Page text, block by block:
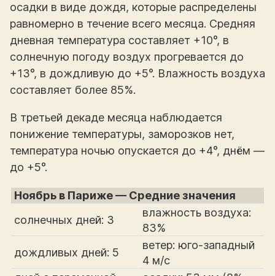
осадки в виде дождя, которые распределены
равномерно в течение всего месяца. Средняя
дневная температура составляет +10°, в
солнечную погоду воздух прогревается до
+13°, в дождливую до +5°. Влажность воздуха
составляет более 85%.
В третьей декаде месяца наблюдается
понижение температуры, заморозков нет,
температура ночью опускается до +4°, днём —
до +5°.
Ноябрь в Париже — Средние значения
солнечных дней: 3
влажность воздуха:
83%
дождливых дней: 5
ветер: юго-западный
4 м/с